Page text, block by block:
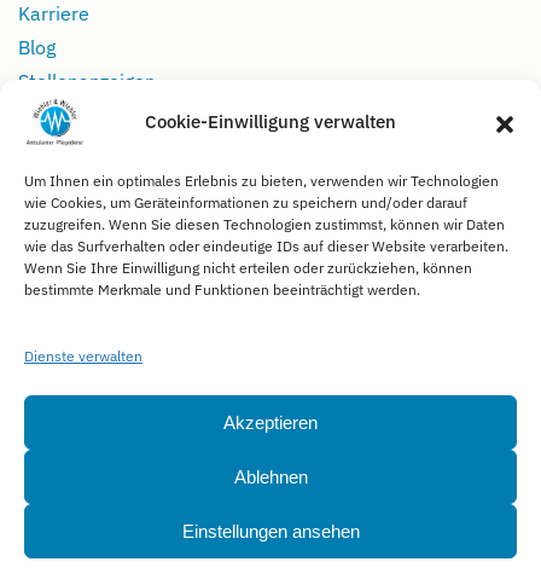
Cookie-Einwilligung verwalten
Um Ihnen ein optimales Erlebnis zu bieten, verwenden wir Technologien
wie Cookies, um Geräteinformationen zu speichern und/oder darauf
zuzugreifen. Wenn Sie diesen Technologien zustimmst, können wir Daten
wie das Surfverhalten oder eindeutige IDs auf dieser Website verarbeiten.
Wenn Sie Ihre Einwilligung nicht erteilen oder zurückziehen, können
bestimmte Merkmale und Funktionen beeinträchtigt werden.
Dienste verwalten
Akzeptieren
Ablehnen
Einstellungen ansehen
Karriere
Blog
Stellenanzeigen
Rechtliches
Impressum
Datenschutz
Kontakt
Soziale Medien